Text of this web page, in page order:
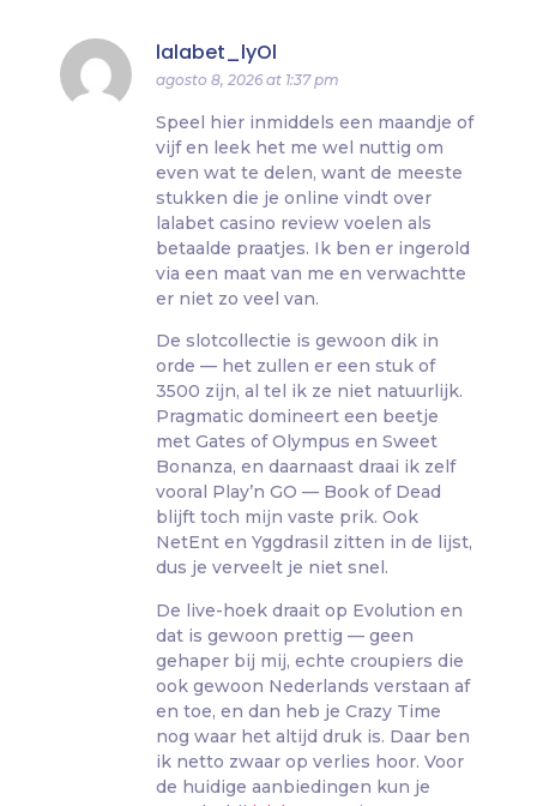
lalabet_lyOl
agosto 8, 2026 at 1:37 pm
Speel hier inmiddels een maandje of
vijf en leek het me wel nuttig om
even wat te delen, want de meeste
stukken die je online vindt over
lalabet casino review voelen als
betaalde praatjes. Ik ben er ingerold
via een maat van me en verwachtte
er niet zo veel van.
De slotcollectie is gewoon dik in
orde — het zullen er een stuk of
3500 zijn, al tel ik ze niet natuurlijk.
Pragmatic domineert een beetje
met Gates of Olympus en Sweet
Bonanza, en daarnaast draai ik zelf
vooral Play’n GO — Book of Dead
blijft toch mijn vaste prik. Ook
NetEnt en Yggdrasil zitten in de lijst,
dus je verveelt je niet snel.
De live-hoek draait op Evolution en
dat is gewoon prettig — geen
gehaper bij mij, echte croupiers die
ook gewoon Nederlands verstaan af
en toe, en dan heb je Crazy Time
nog waar het altijd druk is. Daar ben
ik netto zwaar op verlies hoor. Voor
de huidige aanbiedingen kun je